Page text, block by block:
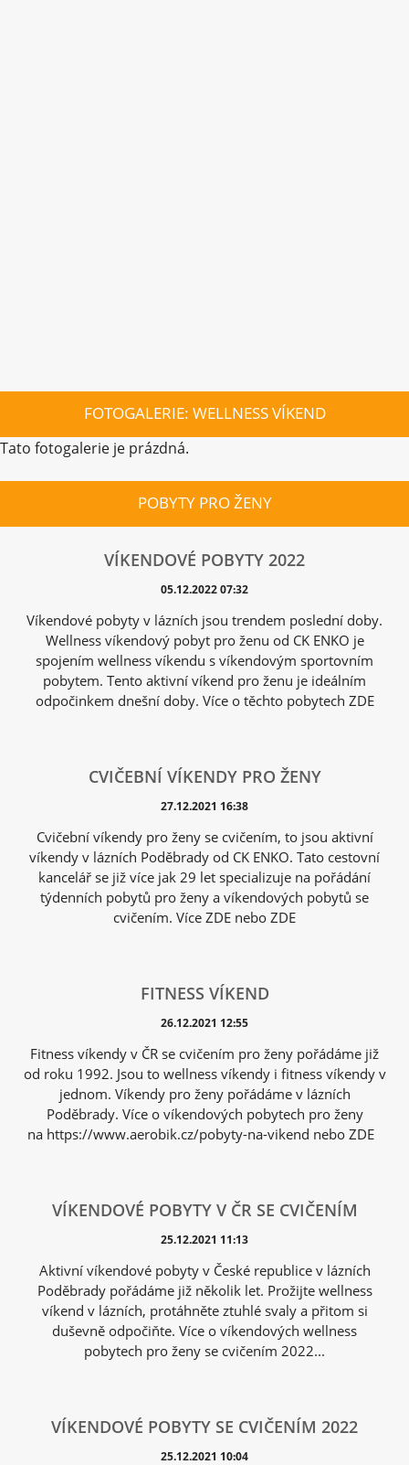
FOTOGALERIE: WELLNESS VÍKEND
Tato fotogalerie je prázdná.
POBYTY PRO ŽENY
VÍKENDOVÉ POBYTY 2022
05.12.2022 07:32
Víkendové pobyty v lázních jsou trendem poslední doby.
Wellness víkendový pobyt pro ženu od CK ENKO je
spojením wellness víkendu s víkendovým sportovním
pobytem. Tento aktivní víkend pro ženu je ideálním
odpočinkem dnešní doby. Více o těchto pobytech ZDE
CVIČEBNÍ VÍKENDY PRO ŽENY
27.12.2021 16:38
Cvičební víkendy pro ženy se cvičením, to jsou aktivní
víkendy v lázních Poděbrady od CK ENKO. Tato cestovní
kancelář se již více jak 29 let specializuje na pořádání
týdenních pobytů pro ženy a víkendových pobytů se
cvičením. Více ZDE nebo ZDE
FITNESS VÍKEND
26.12.2021 12:55
Fitness víkendy v ČR se cvičením pro ženy pořádáme již
od roku 1992. Jsou to wellness víkendy i fitness víkendy v
jednom. Víkendy pro ženy pořádáme v lázních
Poděbrady. Více o víkendových pobytech pro ženy
na https://www.aerobik.cz/pobyty-na-vikend nebo ZDE
VÍKENDOVÉ POBYTY V ČR SE CVIČENÍM
25.12.2021 11:13
Aktivní víkendové pobyty v České republice v lázních
Poděbrady pořádáme již několik let. Prožijte wellness
víkend v lázních, protáhněte ztuhlé svaly a přitom si
duševně odpočiňte. Více o víkendových wellness
pobytech pro ženy se cvičením 2022...
VÍKENDOVÉ POBYTY SE CVIČENÍM 2022
25.12.2021 10:04